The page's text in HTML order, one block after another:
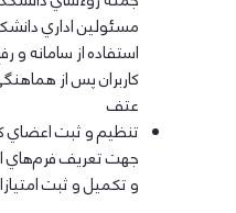
مسئولين اداري
استفاده از سامانه
عتف
تنظيم و ثبت اعضاي
جهت تعريف فرم‌هاي
و تكميل و ثبت